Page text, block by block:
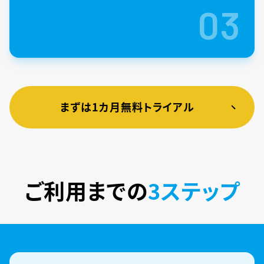
03
まずは1カ月無料トライアル
ご利用までの3ステップ